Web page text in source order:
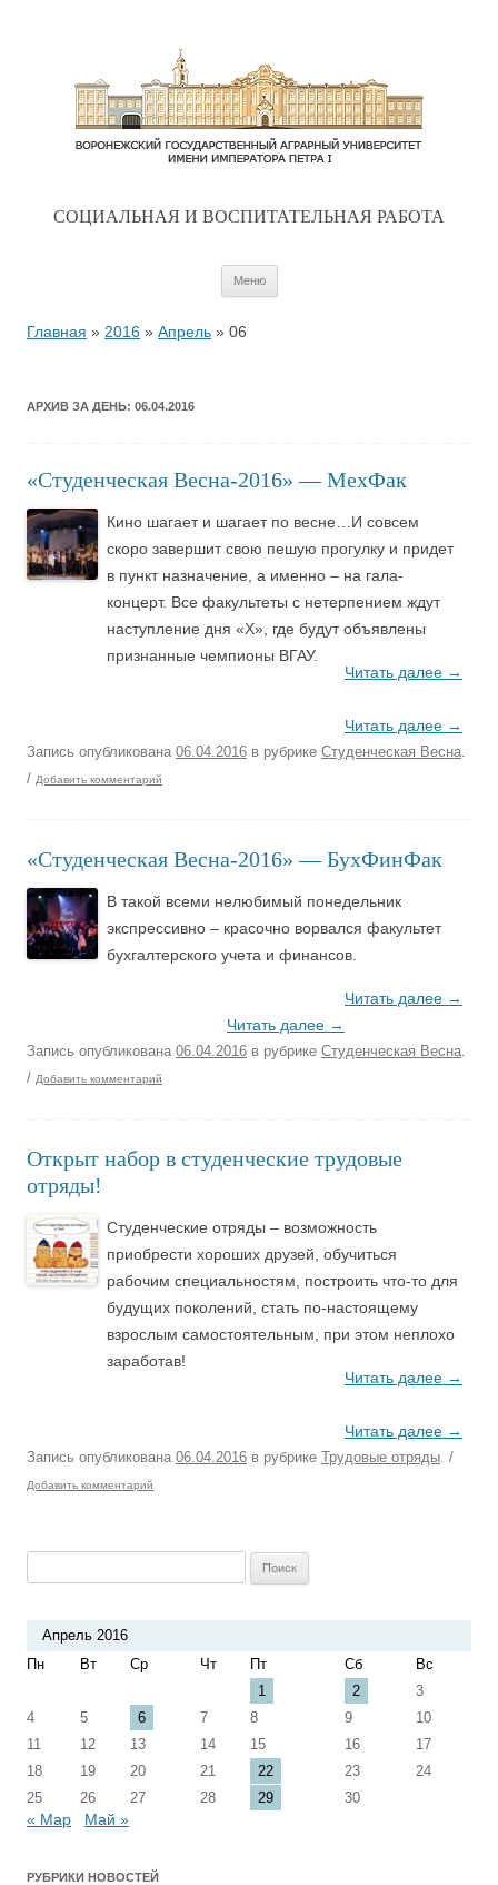
CОЦИАЛЬНАЯ И ВОСПИТАТЕЛЬНАЯ РАБОТА
Меню
Главная » 2016 » Апрель » 06
АРХИВ ЗА ДЕНЬ: 06.04.2016
«Студенческая Весна-2016» — МехФак
Кино шагает и шагает по весне…И совсем
скоро завершит свою пешую прогулку и придет
в пункт назначение, а именно – на гала-
концерт. Все факультеты с нетерпением ждут
наступление дня «Х», где будут объявлены
признанные чемпионы ВГАУ.
Читать далее →
Читать далее →
Запись опубликована 06.04.2016 в рубрике Студенческая Весна
/ Добавить комментарий
«Студенческая Весна-2016» — БухФинФак
В такой всеми нелюбимый понедельник
экспрессивно – красочно ворвался факультет
бухгалтерского учета и финансов.
Читать далее →
Читать далее →
Запись опубликована 06.04.2016 в рубрике Студенческая Весна
/ Добавить комментарий
Открыт набор в студенческие трудовые
отряды!
Студенческие отряды – возможность
приобрести хороших друзей, обучиться
рабочим специальностям, построить что-то для
будущих поколений, стать по-настоящему
взрослым самостоятельным, при этом неплохо
заработав!
Читать далее →
Читать далее →
Запись опубликована 06.04.2016 в рубрике Трудовые отряды /
Добавить комментарий
Апрель 2016
Пн
Вт Ср Чт Пт Сб
Вс
1
2
3
4
5 6 7 8 9
10
11
12 13 14 15 16
17
18
19 20 21 22 23
24
25
26 27 28 29 30
« Мар Май »
РУБРИКИ НОВОСТЕЙ